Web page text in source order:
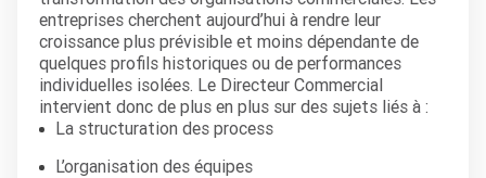
entreprises cherchent aujourd’hui à rendre leur
croissance plus prévisible et moins dépendante de
quelques profils historiques ou de performances
individuelles isolées. Le Directeur Commercial
intervient donc de plus en plus sur des sujets liés à :
La structuration des process
L’organisation des équipes